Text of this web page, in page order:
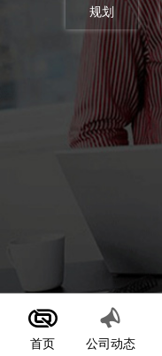
首页 公司动态
规划